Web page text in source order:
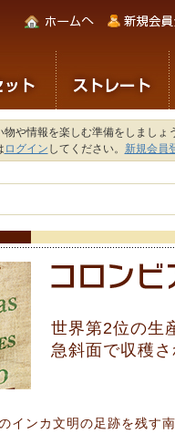
や情報を楽しむ準備をしましょう
ログイン してください。 新規会員
世界第2位の生
急斜面で収穫
インカ文明の足跡を残す